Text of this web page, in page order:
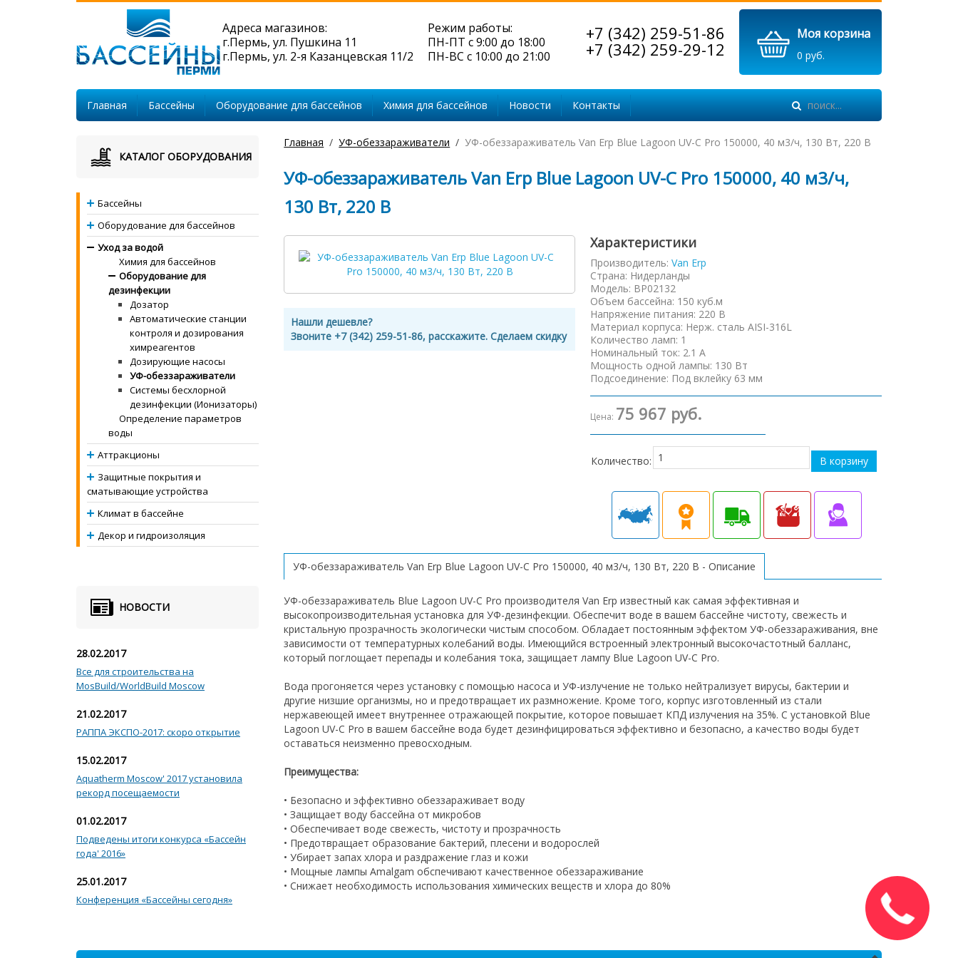
Моя корзина
0 руб.
+7 (342) 259-51-86
+7 (342) 259-29-12
Режим работы:
ПН-ПТ с 9:00 до 18:00
ПН-ВС с 10:00 до 21:00
Адреса магазинов:
г.Пермь, ул. Пушкина 11
г.Пермь, ул. 2-я Казанцевская 11/2
Главная Бассейны Оборудование для бассейнов Химия для бассейнов Новости Контакты
Главная УФ-обеззараживатели УФ-обеззараживатель Van Erp Blue Lagoon UV-C Pro 150000, 40 м3/ч, 130 Вт, 220 В
УФ-обеззараживатель Van Erp Blue Lagoon UV-C Pro 150000, 40 м3/ч,
130 Вт, 220 В
Нашли дешевле?
Звоните +7 (342) 259-51-86, расскажите. Сделаем скидку
Характеристики
Производитель:Van Erp
Страна: Нидерланды
Модель: BP02132
Объем бассейна: 150 куб.м
Напряжение питания: 220 В
Материал корпуса: Нерж. сталь AISI-316L
Количество ламп: 1
Номинальный ток: 2.1 А
Мощность одной лампы: 130 Вт
Подсоединение: Под вклейку 63 мм
Цена: 75 967 руб.
Количество:
УФ-обеззараживатель Van Erp Blue Lagoon UV-C Pro 150000, 40 м3/ч, 130 Вт, 220 В - Описание
УФ-обеззараживатель Blue Lagoon UV-C Pro производителя Van Erp известный как самая эффективная и
высокопроизводительная установка для УФ-дезинфекции. Обеспечит воде в вашем бассейне чистоту, свежесть и
кристальную прозрачность экологически чистым способом. Обладает постоянным эффектом УФ-обеззараживания, вне
зависимости от температурных колебаний воды. Имеющийся встроенный электронный высокочастотный балланс,
который поглощает перепады и колебания тока, защищает лампу Blue Lagoon UV-C Pro.
Вода прогоняется через установку с помощью насоса и УФ-излучение не только нейтрализует вирусы, бактерии и
другие низшие организмы, но и предотвращает их размножение. Кроме того, корпус изготовленный из стали
нержавеющей имеет внутреннее отражающей покрытие, которое повышает КПД излучения на 35%. С установкой Blue
Lagoon UV-C Pro в вашем бассейне вода будет дезинфицироваться эффективно и безопасно, а качество воды будет
оставаться неизменно превосходным.
Преимущества:
• Безопасно и эффективно обеззараживает воду
• Защищает воду бассейна от микробов
• Обеспечивает воде свежесть, чистоту и прозрачность
• Предотвращает образование бактерий, плесени и водорослей
• Убирает запах хлора и раздражение глаз и кожи
• Мощные лампы Amalgam обспечивают качественное обеззараживание
• Снижает необходимость использования химических веществ и хлора до 80%
КАТАЛОГ ОБОРУДОВАНИЯ
Бассейны
Оборудование для бассейнов
Уход за водой
Химия для бассейнов
Оборудование для
дезинфекции
Дозатор
Автоматические станции
контроля и дозирования
химреагентов
Дозирующие насосы
УФ-обеззараживатели
Системы бесхлорной
дезинфекции (Ионизаторы)
Определение параметров
воды
Аттракционы
Защитные покрытия и
сматывающие устройства
Климат в бассейне
Декор и гидроизоляция
НОВОСТИ
28.02.2017
Все для строительства на
MosBuild/WorldBuild Moscow
21.02.2017
РАППА ЭКСПО-2017: скоро открытие
15.02.2017
Aquatherm Moscow' 2017 установила
рекорд посещаемости
01.02.2017
Подведены итоги конкурса «Бассейн
года' 2016»
25.01.2017
Конференция «Бассейны сегодня»
Закажите
звонок